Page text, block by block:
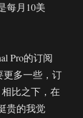
每月10美
Pro的订阅
更多一些，订
比之下，在
贵的我觉